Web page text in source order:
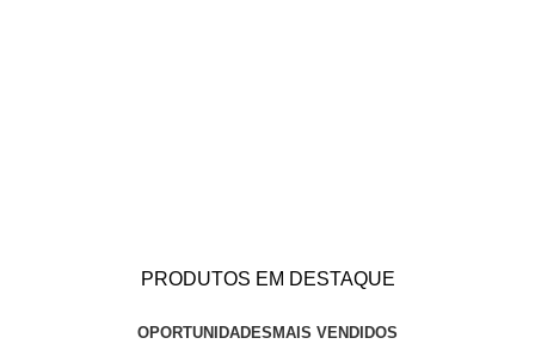
PRODUTOS EM DESTAQUE
OPORTUNIDADES MAIS VENDIDOS